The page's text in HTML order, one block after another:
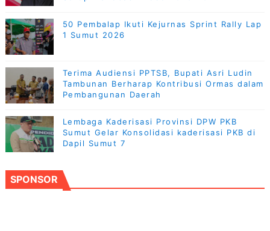
50 Pembalap Ikuti Kejurnas Sprint Rally Lap
1 Sumut 2026
Terima Audiensi PPTSB, Bupati Asri Ludin
Tambunan Berharap Kontribusi Ormas dalam
Pembangunan Daerah
Lembaga Kaderisasi Provinsi DPW PKB
Sumut Gelar Konsolidasi kaderisasi PKB di
Dapil Sumut 7
SPONSOR